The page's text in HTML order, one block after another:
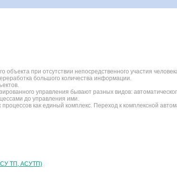
при отсутствии непосредственного участия
большого количества информации.
управления бывают разных видов:
до управления ими.
как единый комплекс. Переход к комплексной
ТП, АСУТП)